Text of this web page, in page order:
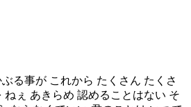
る事が これから たくさん たくさ
ねぇ あきらめ 認めることはない そ